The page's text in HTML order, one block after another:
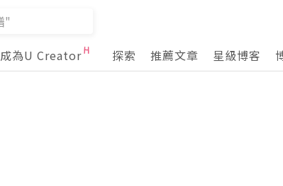
成為U Creator 探索 推薦文章 星級博客